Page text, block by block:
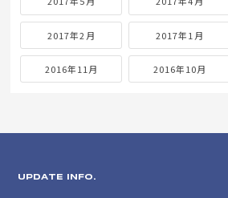
2017年2月 2017年1月
2016年11月 2016年10月
UPDATE INFO.